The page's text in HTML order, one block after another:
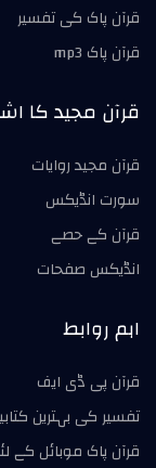
قرآن پاک کی تفسير
قرآن پاک mp3
قرآن مجید کا
قرآن مجید روايات
سورت انڈیکس
قرآن کے حصے
انڈیکس صفحات
اہم روابط
قرآن پی ڈی ایف
تفسیر کی بہترین
قرآن پاک موبائل کے